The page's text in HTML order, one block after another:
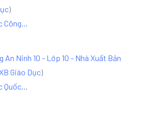
)
Công...
An Ninh 10 - Lớp 10 - Nhà Xuất Bản
Giáo Dục)
Quốc...